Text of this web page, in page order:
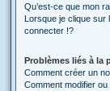
Qu’est-ce que mon
Lorsque je clique sur
connecter !?
Problèmes liés à la
Comment créer un
Comment modifier